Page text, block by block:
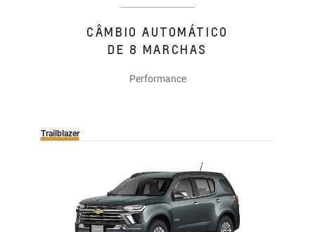
CÂMBIO AUTOMÁTICO
DE 8 MARCHAS
Performance
Trailblazer